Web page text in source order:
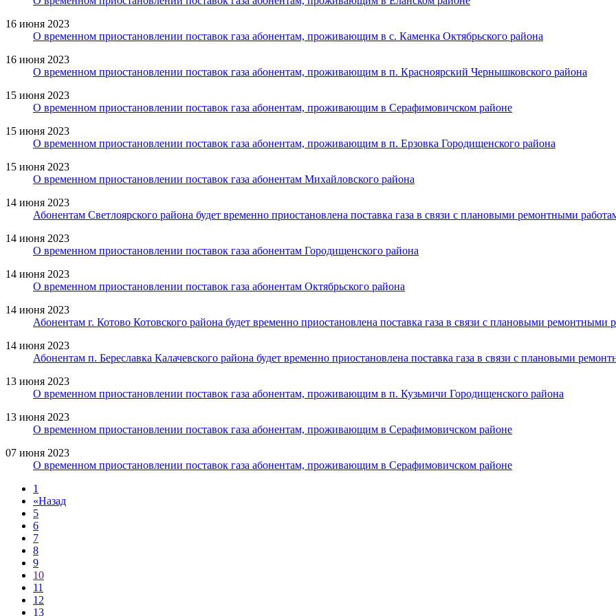
16 июня 2023
О временном приостановлении поставок газа абонентам, проживающим в с. Каменка Октябрьского района
16 июня 2023
О временном приостановлении поставок газа абонентам, проживающим в п. Красноярский Чернышковского района
15 июня 2023
О временном приостановлении поставок газа абонентам, проживающим в Серафимовичском районе
15 июня 2023
О временном приостановлении поставок газа абонентам, проживающим в п. Ерзовка Городищенского района
15 июня 2023
О временном приостановлении поставок газа абонентам Михайловского района
14 июня 2023
Абонентам Светлоярского района будет временно приостановлена поставка газа в связи с плановыми ремонтными
14 июня 2023
О временном приостановлении поставок газа абонентам Городищенского района
14 июня 2023
О временном приостановлении поставок газа абонентам Октябрьского района
14 июня 2023
Абонентам г. Котово Котовского района будет временно приостановлена поставка газа в связи с плановыми ремонтными
14 июня 2023
Абонентам п. Береславка Калачевского района будет временно приостановлена поставка газа в связи с плановыми
13 июня 2023
О временном приостановлении поставок газа абонентам, проживающим в п. Кузьмичи Городищенского района
13 июня 2023
О временном приостановлении поставок газа абонентам, проживающим в Серафимовичском районе
07 июня 2023
О временном приостановлении поставок газа абонентам, проживающим в Серафимовичском районе
1
«Назад
5
6
7
8
9
10
11
12
13